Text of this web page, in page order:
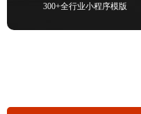
300+全行业小程序模版